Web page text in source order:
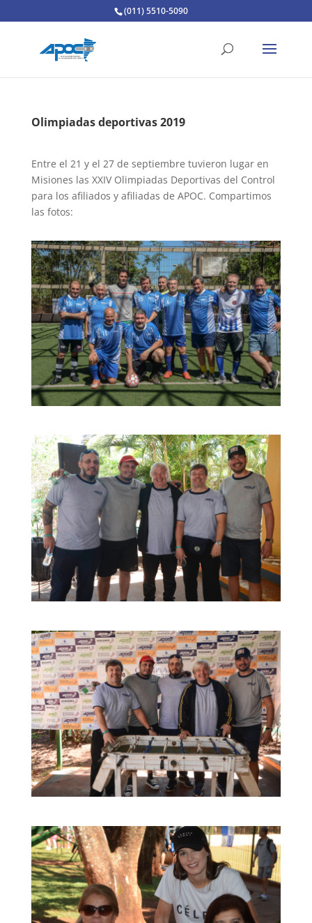
(011) 5510-5090
Olimpiadas deportivas 2019
Entre el 21 y el 27 de septiembre tuvieron lugar en
Misiones las XXIV Olimpiadas Deportivas del Control
para los afiliados y afiliadas de APOC. Compartimos
las fotos: